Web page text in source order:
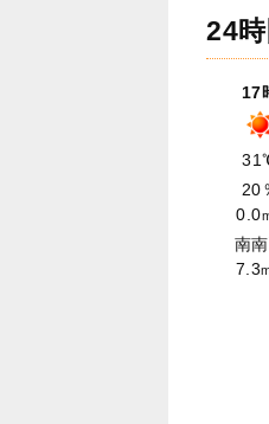
24
17
20
0.0
南
7.3